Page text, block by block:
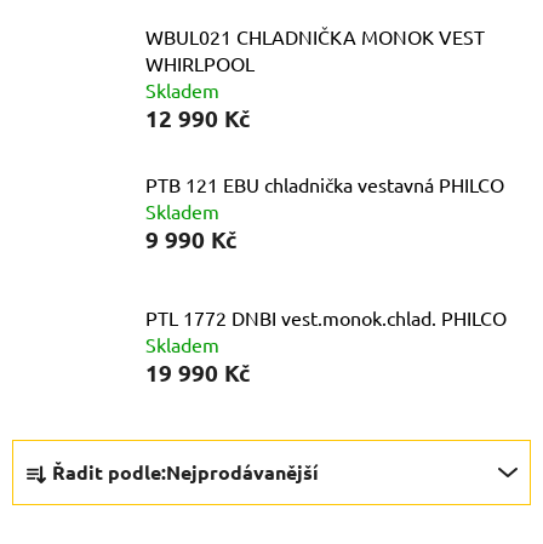
WBUL021 CHLADNIČKA MONOK VEST
WHIRLPOOL
Skladem
12 990 Kč
PTB 121 EBU chladnička vestavná PHILCO
Skladem
9 990 Kč
PTL 1772 DNBI vest.monok.chlad. PHILCO
Skladem
19 990 Kč
Řadit podle:Nejprodávanější